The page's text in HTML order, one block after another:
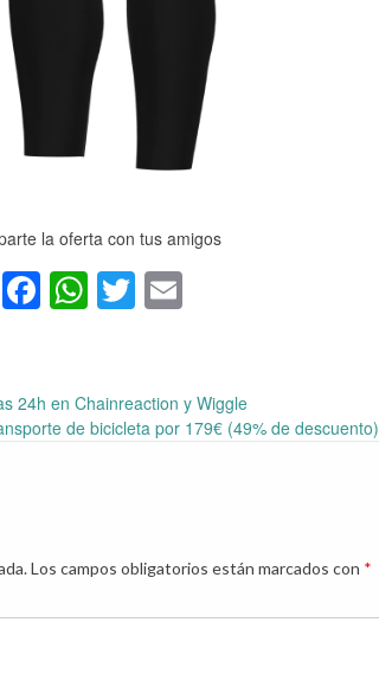
la oferta con tus amigos
Facebook
WhatsApp
Twitter
Email
24h en Chainreaction y Wiggle
de bicicleta por 179€ (49% de descuento)
Los campos obligatorios están marcados con *